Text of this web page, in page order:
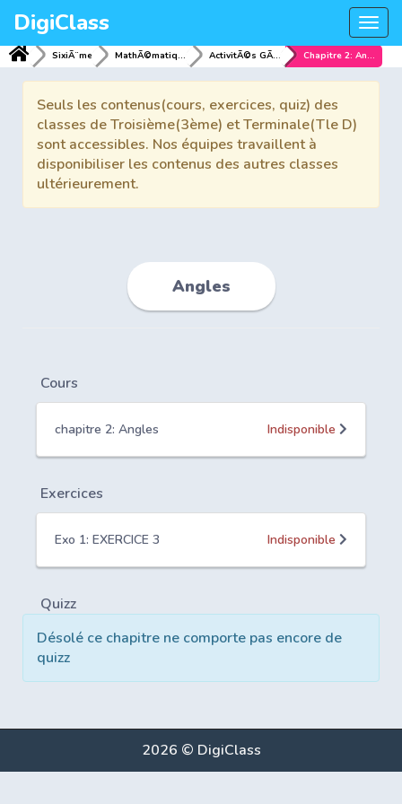
DigiClass
SixiÃ¨me MathÃ©matiques ActivitÃ©s GÃ©omÃ©triques Chapitre 2: Angles
Seuls les contenus(cours, exercices, quiz) des
classes de Troisième(3ème) et Terminale(Tle D)
sont accessibles. Nos équipes travaillent à
disponibiliser les contenus des autres classes
ultérieurement.
Angles
Cours
chapitre 2: Angles Indisponible
Exercices
Exo 1: EXERCICE 3 Indisponible
Quizz
Désolé ce chapitre ne comporte pas encore de
quizz
2026 © DigiClass